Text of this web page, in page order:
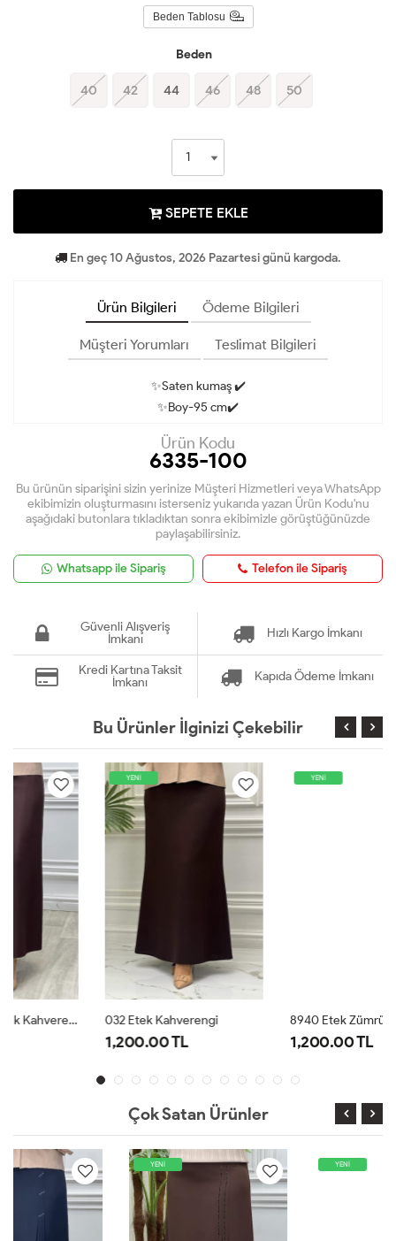
Beden Tablosu
Beden
40 42 44 46 48 50
SEPETE EKLE
En geç 10 Ağustos, 2026 Pazartesi günü kargoda.
Ürün Bilgileri Ödeme Bilgileri
Müşteri Yorumları Teslimat Bilgileri
✨Saten kumaş ✔️
✨Boy-95 cm✔️
Ürün Kodu
6335-100
Bu ürünün siparişini sizin yerinize Müşteri Hizmetleri veya WhatsApp
ekibimizin oluşturmasını isterseniz yukarıda yazan Ürün Kodu'nu
aşağıdaki butonlara tıkladıktan sonra ekibimizle görüştüğünüzde
paylaşabilirsiniz.
Whatsapp ile Sipariş Telefon ile Sipariş
Güvenli Alışveriş
İmkanı
Hızlı Kargo İmkanı
Kredi Kartına Taksit
İmkanı
Kapıda Ödeme İmkanı
Bu Ürünler İlginizi Çekebilir
YENİ
032 Etek Kahverengi
1,200.00 TL
YENİ
8940 Etek Zümrüt
1,200.00 TL
Çok Satan Ürünler
YENİ YENİ